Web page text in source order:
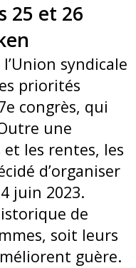
25 et 26
l’Union syndicale
priorités
congrès, qui
une
les rentes, les
d’organiser
juin 2023.
de
soit leurs
guère.